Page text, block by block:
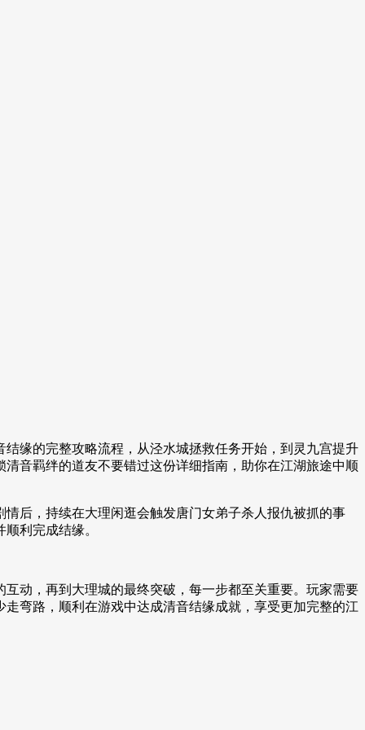
缘的完整攻略流程，从泾水城拯救任务开始，到灵九宫提升
音羁绊的道友不要错过这份详细指南，助你在江湖旅途中顺
后，持续在大理闲逛会触发唐门女弟子杀人报仇被抓的事
利完成结缘。
动，再到大理城的最终突破，每一步都至关重要。玩家需要
弯路，顺利在游戏中达成清音结缘成就，享受更加完整的江